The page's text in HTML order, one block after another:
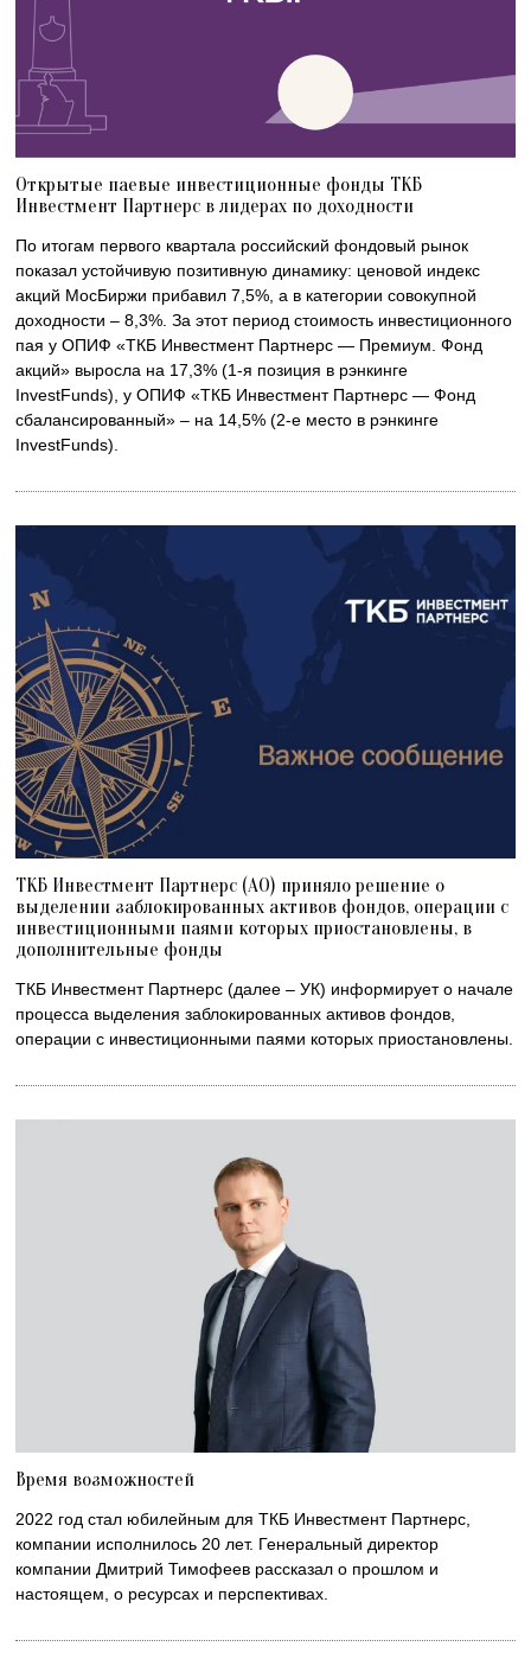
Открытые паевые инвестиционные фонды ТКБ
Инвестмент Партнерс в лидерах по доходности
По итогам первого квартала российский фондовый рынок
показал устойчивую позитивную динамику: ценовой индекс
акций МосБиржи прибавил 7,5%, а в категории совокупной
доходности – 8,3%. За этот период стоимость инвестиционного
пая у ОПИФ «ТКБ Инвестмент Партнерс — Премиум. Фонд
акций» выросла на 17,3% (1-я позиция в рэнкинге
InvestFunds), у ОПИФ «ТКБ Инвестмент Партнерс — Фонд
сбалансированный» – на 14,5% (2-е место в рэнкинге
InvestFunds).
ТКБ Инвестмент Партнерс (АО) приняло решение о
выделении заблокированных активов фондов, операции с
инвестиционными паями которых приостановлены, в
дополнительные фонды
ТКБ Инвестмент Партнерс (далее – УК) информирует о начале
процесса выделения заблокированных активов фондов,
операции с инвестиционными паями которых приостановлены.
Время возможностей
2022 год стал юбилейным для ТКБ Инвестмент Партнерс,
компании исполнилось 20 лет. Генеральный директор
компании Дмитрий Тимофеев рассказал о прошлом и
настоящем, о ресурсах и перспективах.